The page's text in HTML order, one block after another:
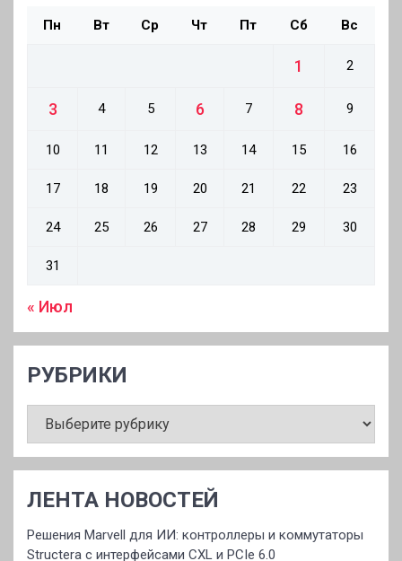
Пн Вт Ср Чт Пт Сб Вс
1 2
3 4 5 6 7 8 9
10 11 12 13 14 15 16
17 18 19 20 21 22 23
24 25 26 27 28 29 30
31
« Июл
РУБРИКИ
ЛЕНТА НОВОСТЕЙ
Решения Marvell для ИИ: контроллеры и коммутаторы
Structera с интерфейсами CXL и PCIe 6.0